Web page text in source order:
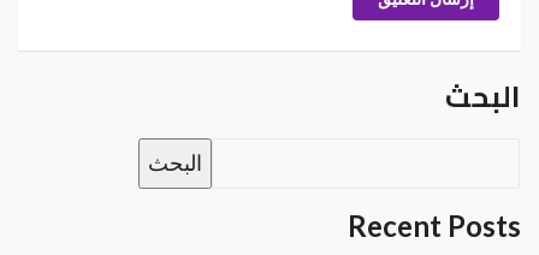
البحث
البحث
Recent Posts